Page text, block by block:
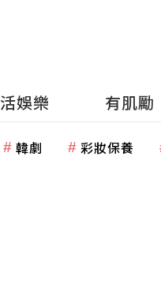
娛樂 有肌勵
韓劇 彩妝保養